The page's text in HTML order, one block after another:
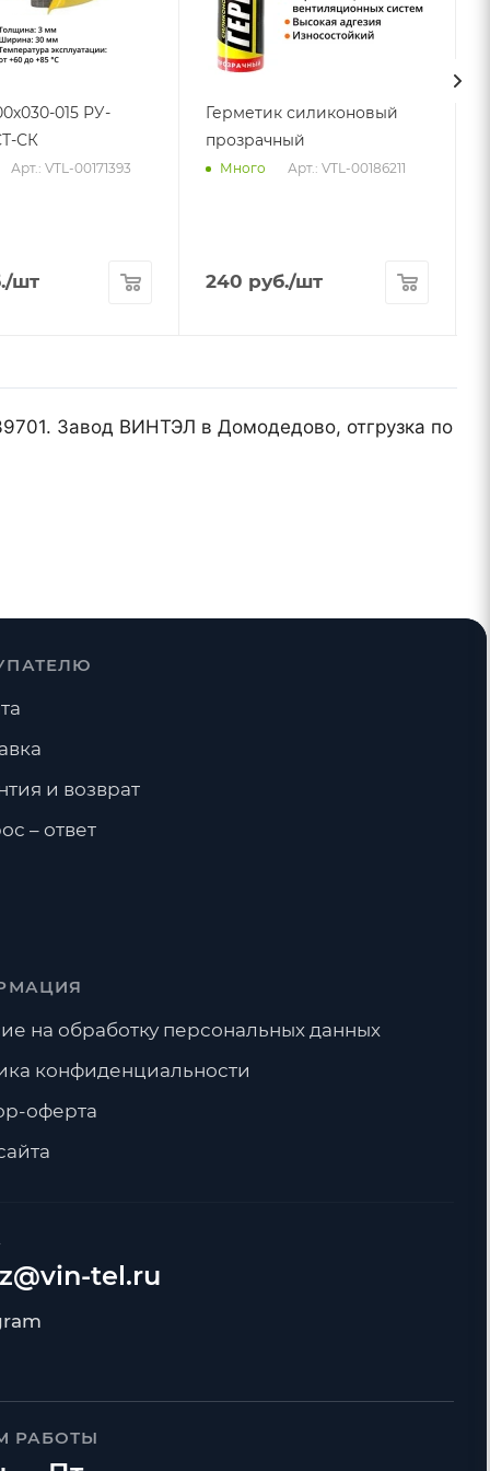
015 РУ-
СК
Арт.: VTL-00171393
/шт
Герметик силиконовый
прозрачный
Много Арт.: VTL-00186211
240 руб./шт
Завод ВИНТЭЛ в Домодедово, отгрузка по
tel.ru
РАБОТЫ
и возврат
– ответ
на обработку персональных данных
конфиденциальности
оферта